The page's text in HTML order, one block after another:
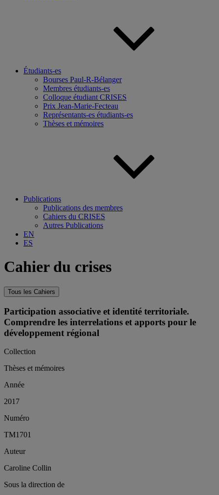
Étudiants-es
Bourses Paul-R-Bélanger
Membres étudiants-es
Colloque étudiant CRISES
Prix Jean-Marie-Fecteau
Représentants-es étudiants-es
Thèses et mémoires
Publications
Publications des membres
Cahiers du CRISES
Autres Publications
EN
ES
Cahier du crises
Tous les Cahiers
Participation associative et identité territoriale.
Comprendre les interrelations et apports pour le
développement régional
Collection
Thèses et mémoires
Année
2017
Numéro
TM1701
Auteur
Caroline Collin
Sous la direction de